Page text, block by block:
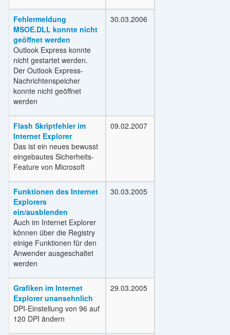
Fehlermeldung
MSOE.DLL konnte nicht
geöffnet werden
Outlook Express konnte
nicht gestartet werden.
Der Outlook Express-
Nachrichtenspeicher
konnte nicht geöffnet
werden
30.03.2006
Flash Skriptfehler im
Internet Explorer
Das ist ein neues bewusst
eingebautes Sicherheits-
Feature von Microsoft
09.02.2007
Funktionen des Internet
Explorers
ein/ausblenden
Auch im Internet Explorer
können über die Registry
einige Funktionen für den
Anwender ausgeschaltet
werden
30.03.2005
Grafiken im Internet
Explorer unansehnlich
DPI-Einstellung von 96 auf
120 DPI ändern
29.03.2005